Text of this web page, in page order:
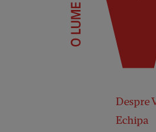
Despre
Echipa